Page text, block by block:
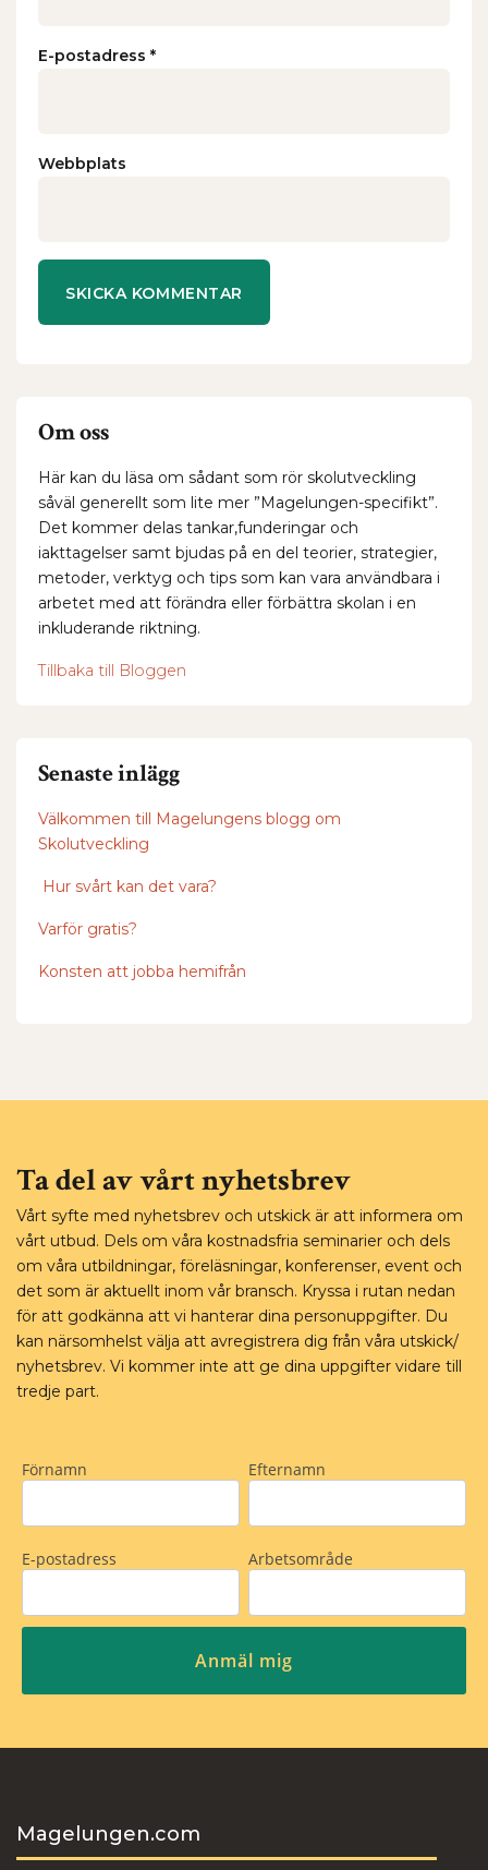
E-postadress *
Webbplats
Om oss
Här kan du läsa om sådant som rör skolutveckling
såväl generellt som lite mer ”Magelungen-specifikt”.
Det kommer delas tankar,funderingar och
iakttagelser samt bjudas på en del teorier, strategier,
metoder, verktyg och tips som kan vara användbara i
arbetet med att förändra eller förbättra skolan i en
inkluderande riktning.
Tillbaka till Bloggen
Senaste inlägg
Välkommen till Magelungens blogg om
Skolutveckling
Hur svårt kan det vara?
Varför gratis?
Konsten att jobba hemifrån
Ta del av vårt nyhetsbrev
Vårt syfte med nyhetsbrev och utskick är att informera om
vårt utbud. Dels om våra kostnadsfria seminarier och dels
om våra utbildningar, föreläsningar, konferenser, event och
det som är aktuellt inom vår bransch. Kryssa i rutan nedan
för att godkänna att vi hanterar dina personuppgifter. Du
kan närsomhelst välja att avregistrera dig från våra utskick/
nyhetsbrev. Vi kommer inte att ge dina uppgifter vidare till
tredje part.
Magelungen.com